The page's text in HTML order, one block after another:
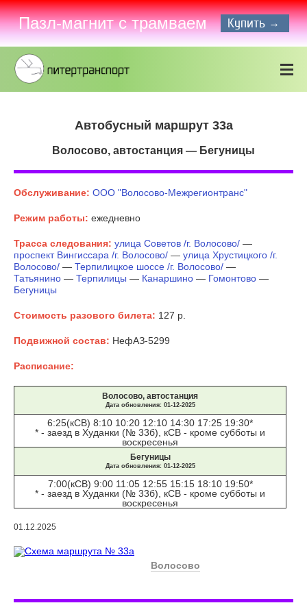
Пазл-магнит с трамваем Купить →
Автобусный маршрут 33а
Волосово, автостанция — Бегуницы
Обслуживание: ООО "Волосово-Межрегионтранс"
Режим работы: ежедневно
Трасса следования: улица Советов /г. Волосово/ —
проспект Вингиссара /г. Волосово/ — улица Хрустицкого /г.
Волосово/ — Терпилицкое шоссе /г. Волосово/ —
Татьянино — Терпилицы — Канаршино — Гомонтово —
Бегуницы
Стоимость разового билета: 127 р.
Подвижной состав: НефАЗ-5299
Расписание:
Волосово, автостанция
Дата обновления: 01-12-2025
6:25(кСВ) 8:10 10:20 12:10 14:30 17:25 19:30*
* - заезд в Худанки (№ 33б), кСВ - кроме субботы и
воскресенья
Бегуницы
Дата обновления: 01-12-2025
7:00(кСВ) 9:00 11:05 12:55 15:15 18:10 19:50*
* - заезд в Худанки (№ 33б), кСВ - кроме субботы и
воскресенья
01.12.2025
Волосово